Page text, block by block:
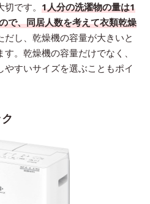
です。 1人分の洗濯物の量は1
で、同居人数を考えて衣類乾燥
だし、乾燥機の容量が大きいと
。乾燥機の容量だけでなく、
すいサイズを選ぶこともポイ